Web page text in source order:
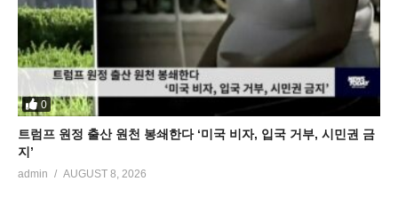
0
트럼프 원정 출산 원천 봉쇄한다 ‘미국 비자, 입국 거부, 시민권 금
지’
admin AUGUST 8, 2026